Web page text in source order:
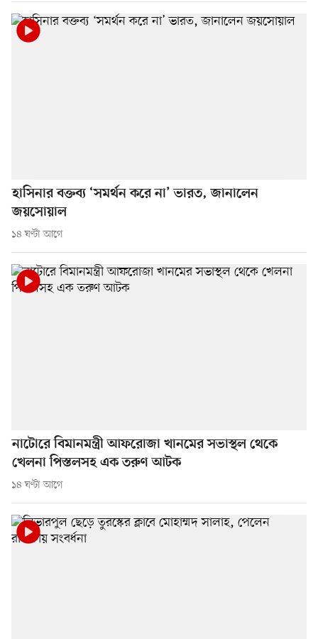
হাসিনার বক্তব্য ‘সমর্থন করে না’ ভারত, জানালেন
জয়সোয়াল
১৪ ঘণ্টা আগে
নাটোরে বিমানমন্ত্রী আফরোজা খানমের সভাস্থল থেকে
খেলনা পিস্তলসহ এক তরুণ আটক
১৪ ঘণ্টা আগে